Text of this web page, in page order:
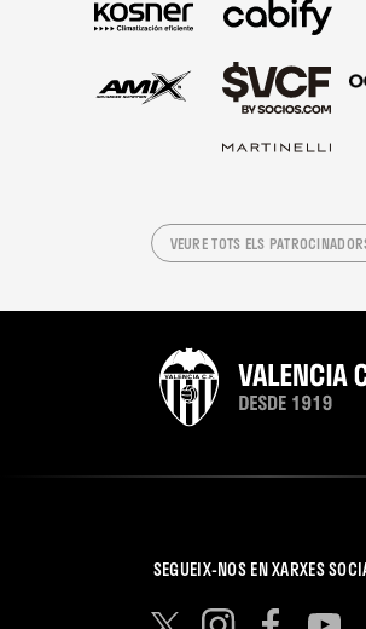
VEURE TOTS ELS
SEGUEIX-NOS EN XARXES